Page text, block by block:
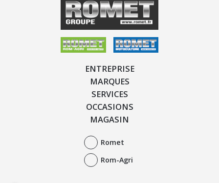
ENTREPRISE
MARQUES
SERVICES
OCCASIONS
MAGASIN
Romet
Rom-Agri